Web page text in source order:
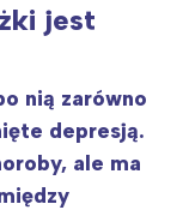
jest
nią zarówno
depresją.
ale ma